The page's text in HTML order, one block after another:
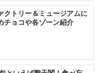
クトリー＆ミュージアムに
チョコや各ゾーン紹介